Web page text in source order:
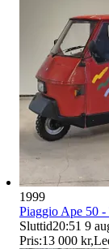
1999
Piaggio Ape 50
Sluttid20:51 9
Pris:13 000 kr,